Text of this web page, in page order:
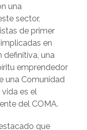
una
sector,
de primer
en
definitiva, una
emprendedor
una Comunidad
es el
del COMA.
que